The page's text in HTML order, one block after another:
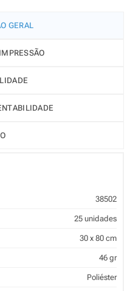
GERAL
38502
25 unidades
30 x 80 cm
46 gr
Poliéster